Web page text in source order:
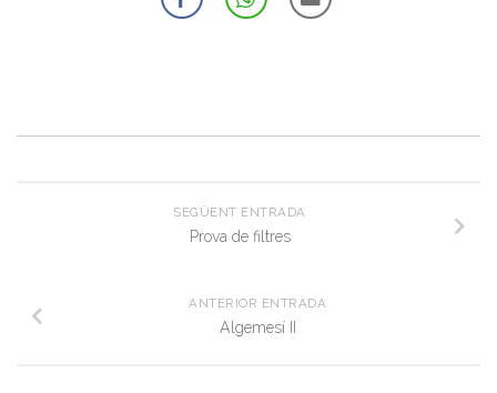
SEGÜENT ENTRADA
Prova de filtres
ANTERIOR ENTRADA
Algemesí II